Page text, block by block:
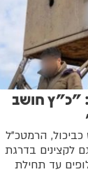
"כ"ץ חושב
הרמטכ"ל
לקצינים בדרגת
עד תחילת